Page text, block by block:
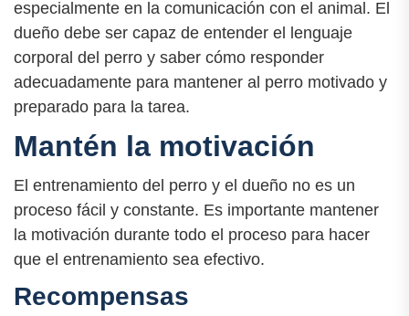
especialmente en la comunicación con el animal. El
dueño debe ser capaz de entender el lenguaje
corporal del perro y saber cómo responder
adecuadamente para mantener al perro motivado y
preparado para la tarea.
Mantén la motivación
El entrenamiento del perro y el dueño no es un
proceso fácil y constante. Es importante mantener
la motivación durante todo el proceso para hacer
que el entrenamiento sea efectivo.
Recompensas